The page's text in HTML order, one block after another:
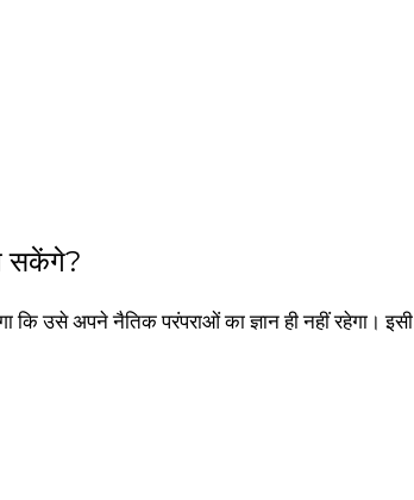
सकेंगे?
उसे अपने नैतिक परंपराओं का ज्ञान ही नहीं रहेगा। इसी